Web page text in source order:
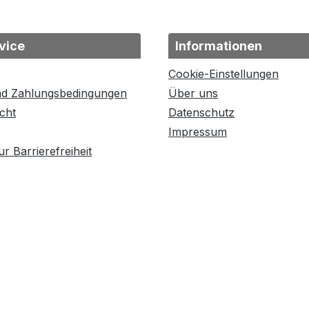
Zahlungsbedingungen
Barrierefreiheit
Informationen
Cookie-Einstellungen
Über uns
Datenschutz
Impressum